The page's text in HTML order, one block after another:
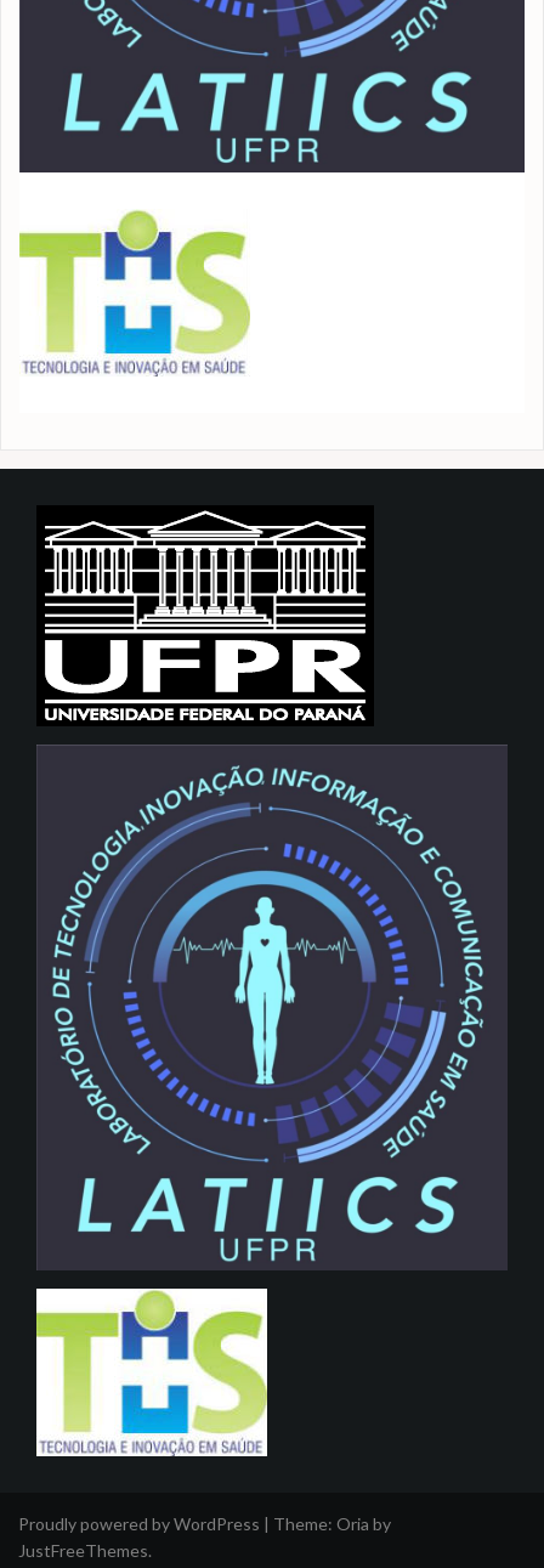
Proudly powered by WordPress | Theme: Oria by
JustFreeThemes.